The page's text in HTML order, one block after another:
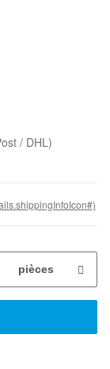
/ DHL)
pièces